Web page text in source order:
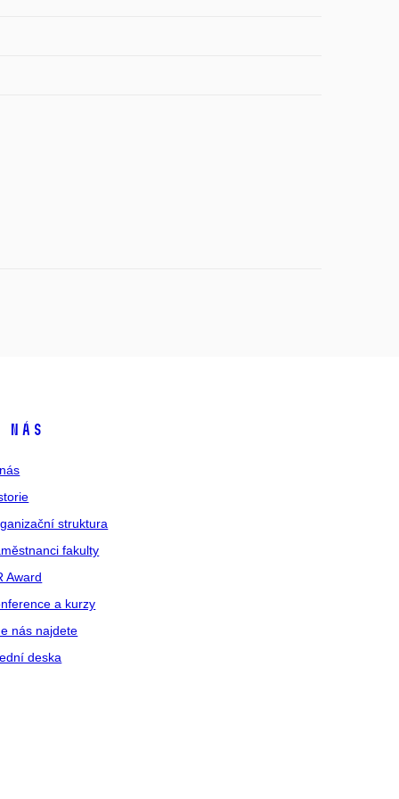
nás
struktura
fakulty
Award
a kurzy
nás najdete
deska